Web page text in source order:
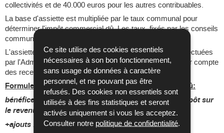
Ce site utilise des cookies essentiels
nécessaires à son bon fonctionnement,
sans usage de données à caractère
personnel, et ne pouvant pas être
refusés. Des cookies non essentiels sont
utilisés à des fins statistiques et seront
activés uniquement si vous les acceptez.
Consulter notre politique de confidentialité.
collectivités et de 40.000 euros pour les autres contribuables.
La base d'assiette est multipliée par le taux communal pour
déterminer l'impôt commercial dû. Les taux, fixés par les conseils
communaux en fonction de leurs besoins financiers.
L'assiette et la perception de l'impôt commercial sont effectuées
par l'Administration des contributions directes (ACD) pour compte
des receveurs communaux.
Formule simplifiée du calcul de l'impôt commercial dû:
bénéfice fiscal conformément à la loi concernant l'impôt sur
le revenu
+ajouts :